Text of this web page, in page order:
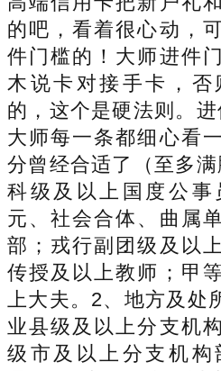
的吧，看着很心动，
件门槛的！大师进件
木说卡对接手卡，否
的，这个是硬法则。进
大师每一条都细心看
分曾经合适了（至多满
科级及以上国度公事
元、社会合体、曲属
部；戎行副团级及以
传授及以上教师；甲
上大夫。2、地方及处
业县级及以上分支机
级市及以上分支机构